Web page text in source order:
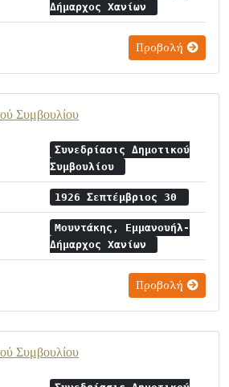
Δήμαρχος Χανίων
Προβολή
Συμβουλίου
Συνεδρίασις Δημοτικού
Συμβουλίου
1926 Σεπτέμβριος 30
Μουντάκης, Εμμανουήλ-
Δήμαρχος Χανίων
Προβολή
Συμβουλίου